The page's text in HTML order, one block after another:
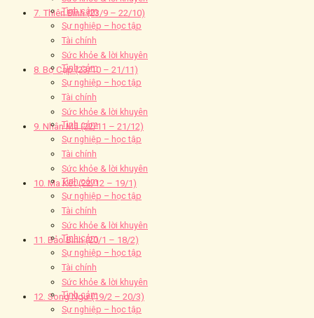
7. Thiên Bình (23/9 – 22/10)
Tình cảm
Sự nghiệp – học tập
Tài chính
Sức khỏe & lời khuyên
8. Bọ Cạp (23/10 – 21/11)
Tình cảm
Sự nghiệp – học tập
Tài chính
Sức khỏe & lời khuyên
9. Nhân Mã (22/11 – 21/12)
Tình cảm
Sự nghiệp – học tập
Tài chính
Sức khỏe & lời khuyên
10. Ma Kết (22/12 – 19/1)
Tình cảm
Sự nghiệp – học tập
Tài chính
Sức khỏe & lời khuyên
11. Bảo Bình (20/1 – 18/2)
Tình cảm
Sự nghiệp – học tập
Tài chính
Sức khỏe & lời khuyên
12. Song Ngư (19/2 – 20/3)
Tình cảm
Sự nghiệp – học tập